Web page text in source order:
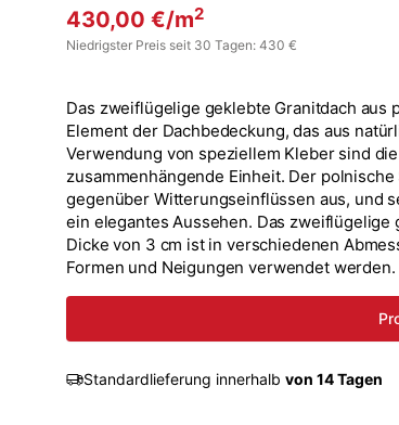
430,00€/m2
Niedrigster Preis seit 30 Tagen: 430 €
Das zweiflügelige geklebte Granitdach
Element der Dachbedeckung, das aus
Verwendung von speziellem Kleber sind
zusammenhängende Einheit. Der
gegenüber Witterungseinflüssen aus, und
ein elegantes Aussehen. Das
Dicke von 3 cm ist in verschiedenen
Formen und Neigungen verwendet werden.
Standardlieferung innerhalbvon 14 Tagen